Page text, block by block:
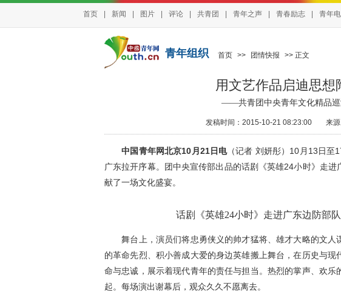
首页 新闻 图片 评论 共青团 青年之声 青春励志 青年
青年组织 首页 >> 团情快报 >> 正文
用文艺作品启迪思想
——共青团中央青年文化精品巡
发稿时间：2015-10-21 08:23:00 来源
中国青年网北京10 月 21日电（记者 刘妍彤） 10 月 13日至
广东拉开序幕。团中央宣传部出品的话剧《英雄24小时》走进
献了一场文化盛宴。
话剧《英雄24小时》走进广东边防部
舞台上，演员们将忠勇侠义的帅才猛将、雄才大略的文人
的革命先烈、积小善成大爱的身边英雄搬上舞台，在历史与
命与忠诚，展示着现代青年的责任与担当。热烈的掌声、欢
起。每场演出谢幕后，观众久久不愿离去。